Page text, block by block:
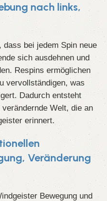
nach links,
dass bei jedem Spin neue
sich ausdehnen und
Respins ermöglichen
vervollständigen, was
Dadurch entsteht
Welt, die an
erinnert.
Veränderung
Bewegung und